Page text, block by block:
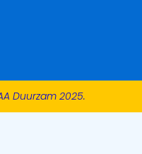
Duurzam 2025.